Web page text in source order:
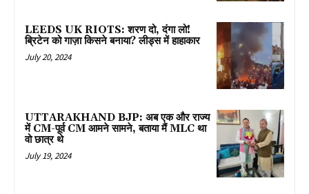
LEEDS UK RIOTS: शरण दो, दंगा लो!
ब्रिटेन को गाज़ा किसने बनाया? लीड्स में हाहाकार
July 20, 2024
UTTARAKHAND BJP: अब एक और राज्य
में CM-पूर्व CM आमने सामने, बताया मैं MLC था
वो छात्र थे
July 19, 2024